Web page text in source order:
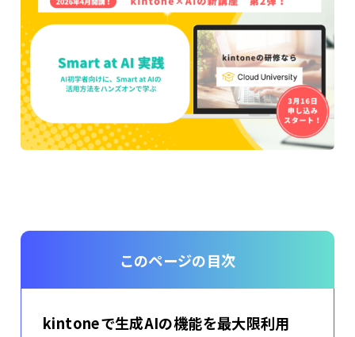
このページの目次
kintoneで生成AIの機能を最大限利用